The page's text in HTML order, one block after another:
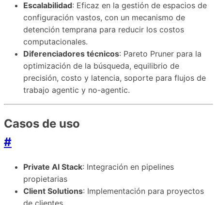
Escalabilidad: Eficaz en la gestión de espacios de
configuración vastos, con un mecanismo de
detención temprana para reducir los costos
computacionales.
Diferenciadores técnicos: Pareto Pruner para la
optimización de la búsqueda, equilibrio de
precisión, costo y latencia, soporte para flujos de
trabajo agentic y no-agentic.
Casos de uso
#
Private AI Stack: Integración en pipelines
propietarias
Client Solutions: Implementación para proyectos